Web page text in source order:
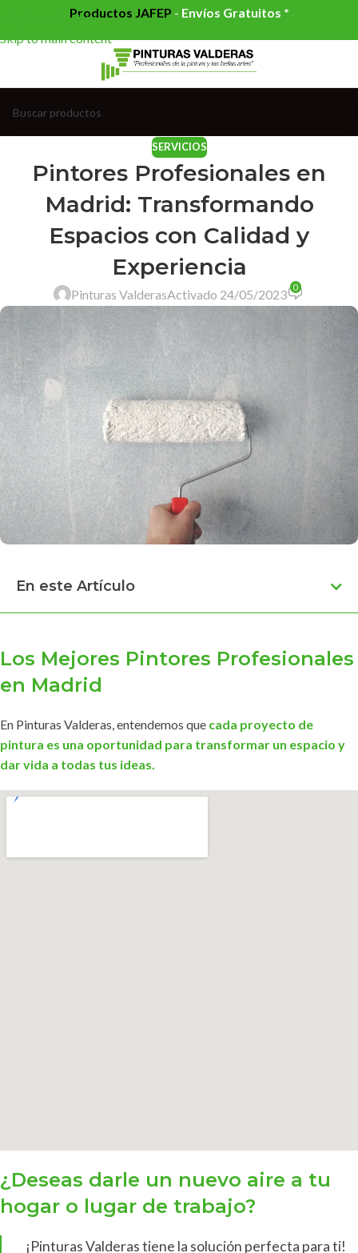
Skip to navigation
Skip to main content
Productos JAFEP - Envíos Gratuitos *
SERVICIOS
Pintores Profesionales en
Madrid: Transformando
Espacios con Calidad y
Experiencia
Pinturas ValderasActivado 24/05/2023 0
En este Artículo
Los Mejores Pintores Profesionales
en Madrid
En Pinturas Valderas, entendemos que cada proyecto de
pintura es una oportunidad para transformar un espacio y
dar vida a todas tus ideas.
¿Deseas darle un nuevo aire a tu
hogar o lugar de trabajo?
¡Pinturas Valderas tiene la solución perfecta para ti!